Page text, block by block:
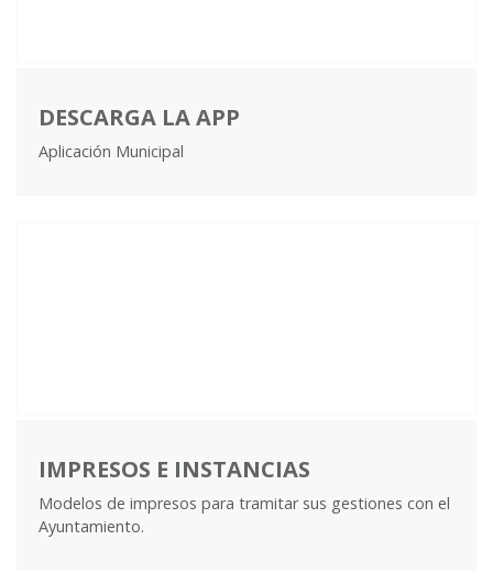
DESCARGA LA APP
Aplicación Municipal
IMPRESOS E INSTANCIAS
Modelos de impresos para tramitar sus gestiones con el
Ayuntamiento.